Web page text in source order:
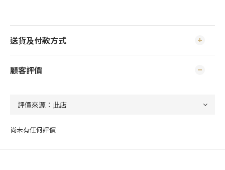
送貨及付款方式
顧客評價
尚未有任何評價